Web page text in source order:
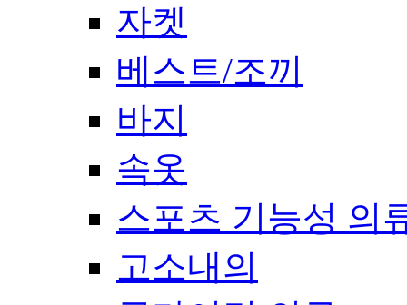
자켓
베스트/조끼
바지
속옷
스포츠 기능성 의
고소내의